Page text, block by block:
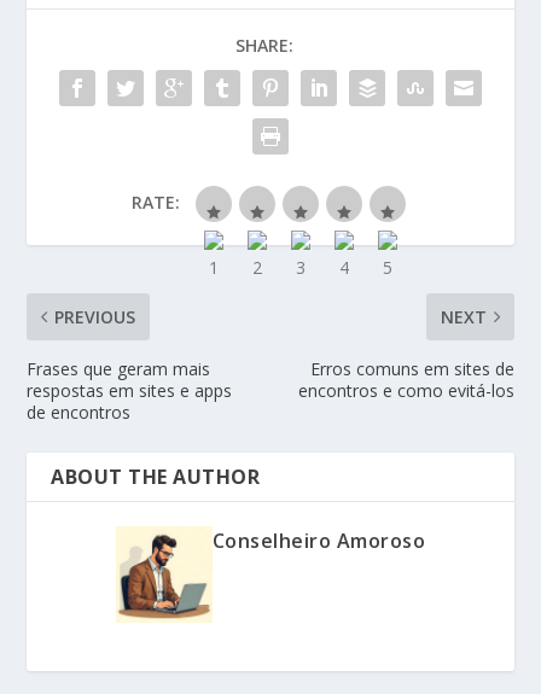
SHARE:
RATE:
PREVIOUS
Frases que geram mais
respostas em sites e apps
de encontros
NEXT
Erros comuns em sites de
encontros e como evitá-los
ABOUT THE AUTHOR
Conselheiro Amoroso